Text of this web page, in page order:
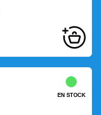
EN STOCK